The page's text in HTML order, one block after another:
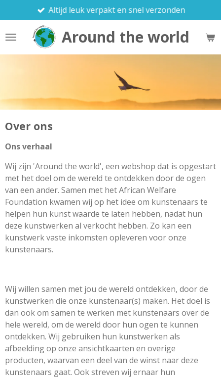
direct
naar
Around the world
Altijd leuk verpakt en snel verzonden
Over ons
Ons verhaal
Wij zijn 'Around the world', een webshop dat is opgestart
met het doel om de wereld te ontdekken door de ogen
van een ander. Samen met het African Welfare
Foundation kwamen wij op het idee om kunstenaars te
helpen hun kunst waarde te laten hebben, nadat hun
deze kunstwerken al verkocht hebben. Zo kan een
kunstwerk vaste inkomsten opleveren voor onze
kunstenaars.
Wij willen samen met jou de wereld ontdekken, door de
kunstwerken die onze kunstenaar(s) maken. Het doel is
dan ook om samen te werken met kunstenaars over de
hele wereld, om de wereld door hun ogen te kunnen
ontdekken. Wij gebruiken hun kunstwerken als
afbeelding op onze ansichtkaarten en overige
producten, waarvan een deel van de winst naar deze
kunstenaars gaat. Ook streven wij ernaar hun